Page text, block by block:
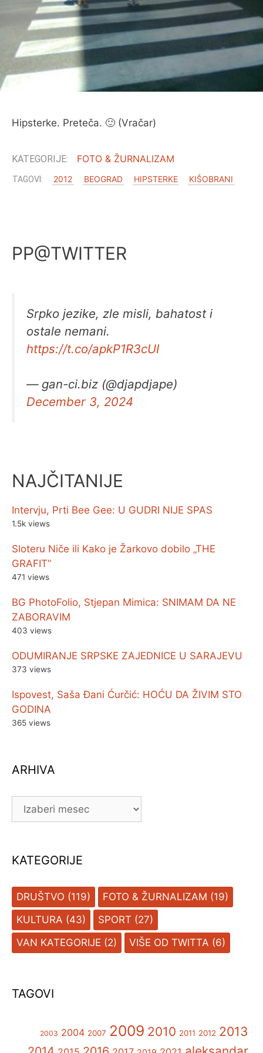
O MENI
Hipsterke. Preteča. 🙂 (Vračar)
FOTO & ŽURNALIZAM
2012 BEOGRAD HIPSTERKE KIŠOBRANI
PP@TWITTER
Srpko jezike, zle misli, bahatost i
ostale nemani.
https://t.co/apkP1R3cUI
— gan-ci.biz (@djapdjape)
December 3, 2024
NAJČITANIJE
Intervju, Prti Bee Gee: U GUDRI NIJE SPAS
1.5k views
Sloteru Niče ili Kako je Žarkovo dobilo „THE
GRAFIT”
471 views
BG PhotoFolio, Stjepan Mimica: SNIMAM DA NE
ZABORAVIM
403 views
ODUMIRANJE SRPSKE ZAJEDNICE U SARAJEVU
373 views
Ispovest, Saša Đani Ćurčić: HOĆU DA ŽIVIM STO
GODINA
365 views
ARHIVA
ARHIVA
KATEGORIJE
DRUŠTVO (119) FOTO & ŽURNALIZAM (19)
KULTURA (43) SPORT (27)
VAN KATEGORIJE (2) VIŠE OD TWITTA (6)
TAGOVI
2003 2004 2007 2009 2010 2011 2012 2013